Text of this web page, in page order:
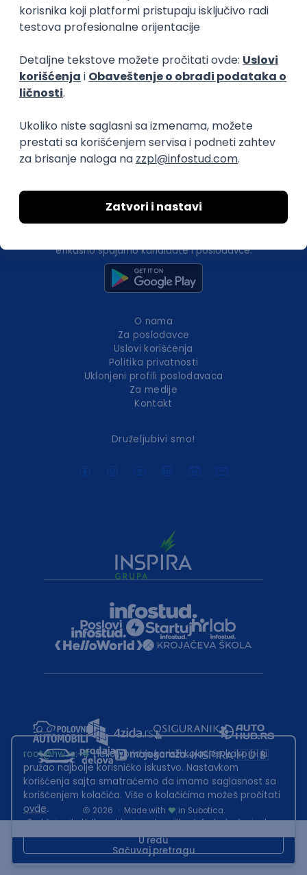
Sačuvaj pretragu
Istaknuti poslodavci
Okupljamo IT zajednicu, podižemo
efikasno spajamo kandidate i poslodavce.
O nama
Za poslodavce
Uslovi korišćenja
Politika privatnosti
Uklonjeni profili poslodavaca
Za medije
Kontakt
Druželjubivi smo!
2026 · Made with
in Subotica.
Sadržaj sajta Helloworld.rs je u vlasništvu Infostud rešenja d.o.o.
This site is protected by reCAPTCHA and the GooglePrivacy Policyand
Terms of Serviceapply.
root@hw.rs:~#Helloworld.rs koristi kolačiće kako bi ti
pružao najbolje korisničko iskustvo. Nastavkom
korišćenja sajta smatraćemo da imamo saglasnost sa
korišćenjem kolačića. Više o kolačićima možeš pročitati
ovde.
U redu